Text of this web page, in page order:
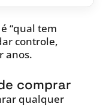
“qual tem
controle,
anos.
comprar
qualquer